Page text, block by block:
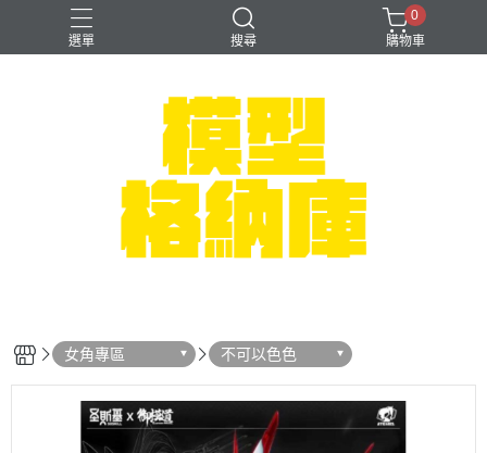
選單 搜尋
可以色色
崩壞：星穹鐵道
0
購物車
女角專區 不可以色色